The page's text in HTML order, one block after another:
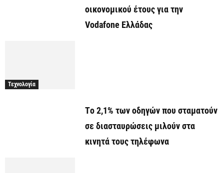
οικονομικού έτους για την
Vodafone Ελλάδας
Τεχνολογία
Tο 2,1% των οδηγών που σταματούν
σε διασταυρώσεις μιλούν στα
κινητά τους τηλέφωνα